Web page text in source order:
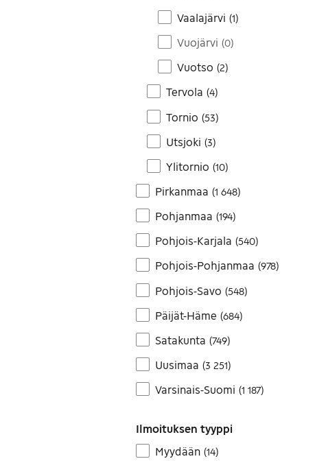
Vaalajärvi (1)
Vuojärvi (0)
Vuotso (2)
Tervola (4)
Tornio (53)
Utsjoki (3)
Ylitornio (10)
Pirkanmaa (1 648)
Pohjanmaa (194)
Pohjois-Karjala (540)
Pohjois-Pohjanmaa (978)
Pohjois-Savo (548)
Päijät-Häme (684)
Satakunta (749)
Uusimaa (3 251)
Varsinais-Suomi (1 187)
Ilmoituksen tyyppi
Myydään (14)